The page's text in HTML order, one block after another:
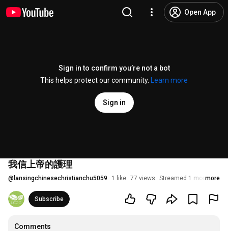
Open App
Sign in to confirm you’re not a bot
This helps protect our community.
Learn more
Sign in
我信上帝的護理
@ lansingchinesechristianchu5059 1 like 77 views Streamed 1 month ago
more
Subscribe
Comments